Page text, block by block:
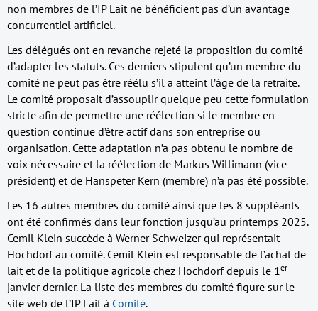
non membres de l’IP Lait ne bénéficient pas d’un avantage
concurrentiel artificiel.
Les délégués ont en revanche rejeté la proposition du comité
d’adapter les statuts. Ces derniers stipulent qu’un membre du
comité ne peut pas être réélu s’il a atteint l’âge de la retraite.
Le comité proposait d’assouplir quelque peu cette formulation
stricte afin de permettre une réélection si le membre en
question continue d’être actif dans son entreprise ou
organisation. Cette adaptation n’a pas obtenu le nombre de
voix nécessaire et la réélection de Markus Willimann (vice-
président) et de Hanspeter Kern (membre) n’a pas été possible.
Les 16 autres membres du comité ainsi que les 8 suppléants
ont été confirmés dans leur fonction jusqu’au printemps 2025.
Cemil Klein succède à Werner Schweizer qui représentait
Hochdorf au comité. Cemil Klein est responsable de l’achat de
lait et de la politique agricole chez Hochdorf depuis le 1 er
janvier dernier. La liste des membres du comité figure sur le
site web de l’IP Lait à Comité.